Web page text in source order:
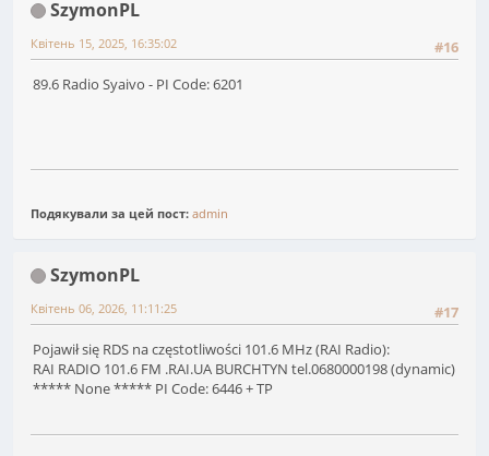
SzymonPL
#16
Квітень 15, 2025, 16:35:02
89.6 Radio Syaivo - PI Code: 6201
Подякували за цей пост: admin
SzymonPL
#17
Квітень 06, 2026, 11:11:25
Pojawił się RDS na częstotliwości 101.6 MHz (RAI Radio):
RAI RADIO 101.6 FM .RAI.UA BURCHTYN tel.0680000198 (dynamic)
***** None ***** PI Code: 6446 + TP